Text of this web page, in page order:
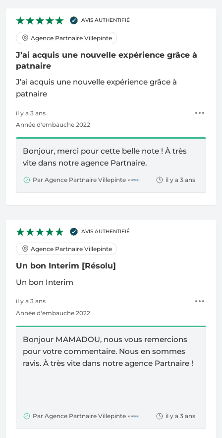
AVIS AUTHENTIFIÉ
Agence Partnaire Villepinte
J’ai acquis une nouvelle expérience grâce à
patnaire
J’ai acquis une nouvelle expérience grâce à
patnaire
il y a 3 ans
Année d'embauche 2022
Bonjour, merci pour cette belle note ! À très
vite dans notre agence Partnaire.
Par Agence Partnaire Villepinte il y a 3 ans
AVIS AUTHENTIFIÉ
Agence Partnaire Villepinte
Un bon Interim [Résolu]
Un bon Interim
il y a 3 ans
Année d'embauche 2022
Bonjour MAMADOU, nous vous remercions
pour votre commentaire. Nous en sommes
ravis. À très vite dans notre agence Partnaire !
Par Agence Partnaire Villepinte il y a 3 ans